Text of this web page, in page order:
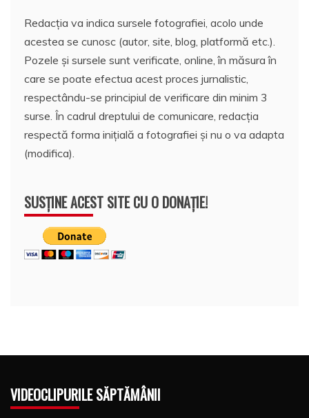
Redacția va indica sursele fotografiei, acolo unde
acestea se cunosc (autor, site, blog, platformă etc.).
Pozele și sursele sunt verificate, online, în măsura în
care se poate efectua acest proces jurnalistic,
respectându-se principiul de verificare din minim 3
surse. În cadrul dreptului de comunicare, redacția
respectă forma inițială a fotografiei și nu o va adapta
(modifica).
SUSȚINE ACEST SITE CU O DONAȚIE!
VIDEOCLIPURILE SĂPTĂMÂNII